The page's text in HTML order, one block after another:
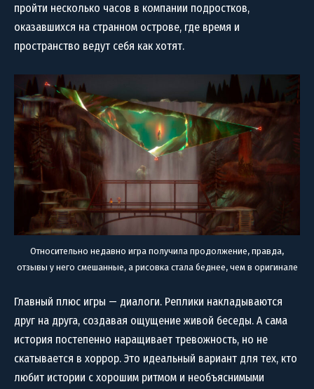
пройти несколько часов в компании подростков,
оказавшихся на странном острове, где время и
пространство ведут себя как хотят.
Относительно недавно игра получила продолжение, правда,
отзывы у него смешанные, а рисовка стала беднее, чем в оригинале
Главный плюс игры — диалоги. Реплики накладываются
друг на друга, создавая ощущение живой беседы. А сама
история постепенно наращивает тревожность, но не
скатывается в хоррор. Это идеальный вариант для тех, кто
любит истории с хорошим ритмом и необъяснимыми